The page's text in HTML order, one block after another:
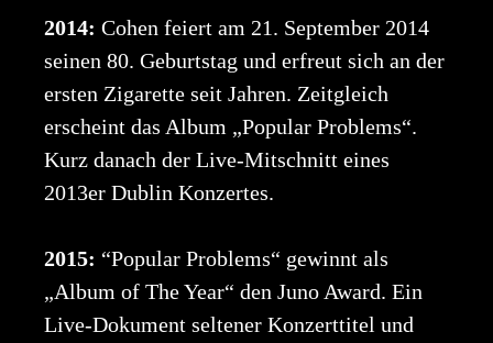
2014: Cohen feiert am 21. September 2014
seinen 80. Geburtstag und erfreut sich an der
ersten Zigarette seit Jahren. Zeitgleich
erscheint das Album „Popular Problems“.
Kurz danach der Live-Mitschnitt eines
2013er Dublin Konzertes.
2015: “Popular Problems“ gewinnt als
„Album of The Year“ den Juno Award. Ein
Live-Dokument seltener Konzerttitel und